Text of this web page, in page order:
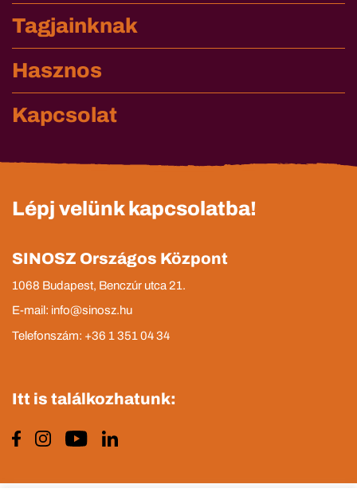
Tagjainknak
Hasznos
Kapcsolat
Lépj velünk kapcsolatba!
SINOSZ Országos Központ
1068 Budapest, Benczúr utca 21.
E-mail: info@sinosz.hu
Telefonszám: +36 1 351 04 34
Itt is találkozhatunk: